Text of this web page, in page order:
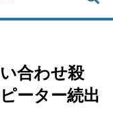
合わせ殺
ーター続出